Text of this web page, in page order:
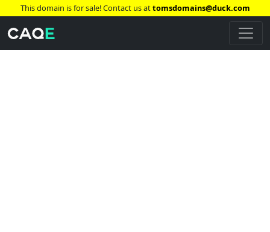
This domain is for sale! Contact us attomsdomains@duck.com